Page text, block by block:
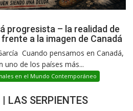
progresista – la realidad de
a la imagen de Canadá
Cuando pensamos en Canadá,
de los países más...
en el Mundo Contemporáneo
LAS SERPIENTES